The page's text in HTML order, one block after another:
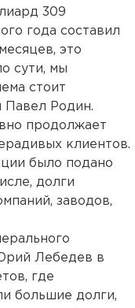
309
года составил
это
сути, мы
стоит
Павел Родин.
продолжает
клиентов.
было подано
долги
заводов,
Лебедев в
где
большие долги,